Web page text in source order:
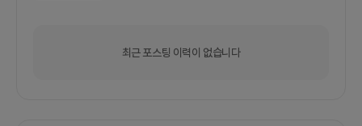
최근 포스팅 이력이 없습니다